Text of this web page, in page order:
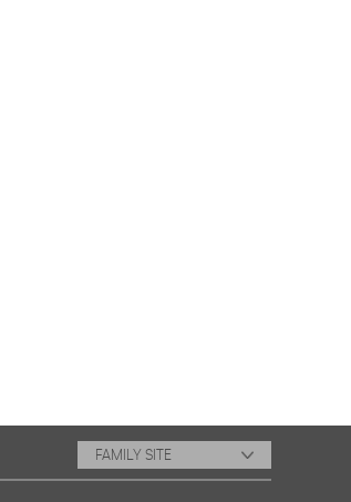
FAMILY SITE